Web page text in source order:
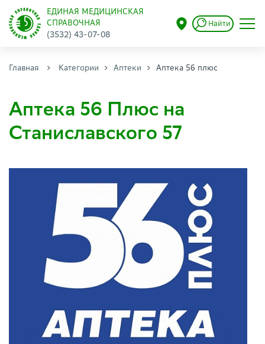
ЕДИНАЯ МЕДИЦИНСКАЯ
СПРАВОЧНАЯ
(3532) 43-07-08
Найти
Главная Категории Аптеки Аптека 56 плюс
Аптека 56 Плюс на
Станиславского 57